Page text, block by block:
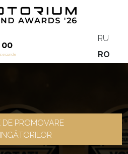
00
secunde
RU
RO
DE PROMOVARE